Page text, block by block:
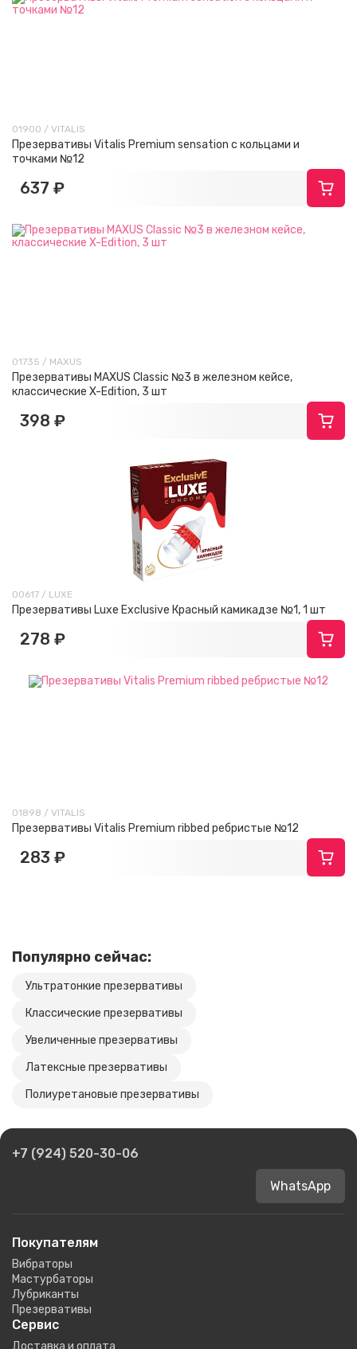
01900 / VITALIS
Презервативы Vitalis Premium sensation с кольцами и
точками №12
637 ₽
01735 / MAXUS
Презервативы MAXUS Classic №3 в железном кейсе,
классические X-Edition, 3 шт
398 ₽
00617 / LUXE
Презервативы Luxe Exclusive Красный камикадзе №1, 1 шт
278 ₽
01898 / VITALIS
Презервативы Vitalis Premium ribbed ребристые №12
283 ₽
Популярно сейчас:
Ультратонкие презервативы
Классические презервативы
Увеличенные презервативы
Латексные презервативы
Полиуретановые презервативы
+7 (924) 520-30-06
WhatsApp
Покупателям
Вибраторы
Мастурбаторы
Лубриканты
Презервативы
Сервис